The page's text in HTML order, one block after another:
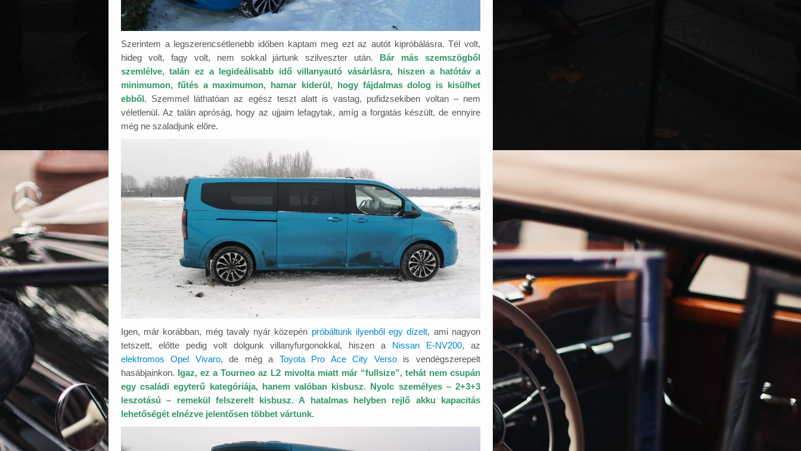
Szerintem a legszerencsétlenebb időben kaptam meg ezt az autót kipróbálásra. Tél volt,
hideg volt, fagy volt, nem sokkal jártunk szilveszter után. Bár más szemszögből
szemlélve, talán ez a legideálisabb idő villanyautó vásárlásra, hiszen a hatótáv a
minimumon, fűtés a maximumon, hamar kiderül, hogy fájdalmas dolog is kisülhet
ebből. Szemmel láthatóan az egész teszt alatt is vastag, pufidzsekiben voltan – nem
véletlenül. Az talán apróság, hogy az ujjaim lefagytak, amíg a forgatás készült, de ennyire
még ne szaladjunk előre.
Igen, már korábban, még tavaly nyár közepén próbáltunk ilyenből egy dízelt, ami nagyon
tetszett, előtte pedig volt dolgunk villanyfurgonokkal, hiszen a Nissan E-NV200, az
elektromos Opel Vivaro, de még a Toyota Pro Ace City Versois vendégszerepelt
hasábjainkon. Igaz, ez a Tourneo az L2 mivolta miatt már “fullsize”, tehát nem csupán
egy családi egyterű kategóriája, hanem valóban kisbusz. Nyolc személyes – 2+3+3
leszotású – remekül felszerelt kisbusz. A hatalmas helyben rejlő akku kapacitás
lehetőségét elnézve jelentősen többet vártunk.